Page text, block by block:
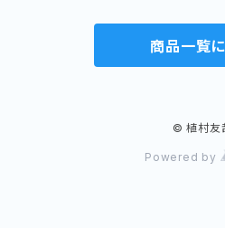
商品一覧
© 植村友
Powered by